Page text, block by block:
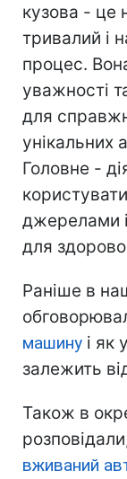
кузова - це
тривалий і
процес.
уважності
для
унікальних
Головне -
джерелами
для
Раніше в
машину і як
залежить
Також в
вживаний